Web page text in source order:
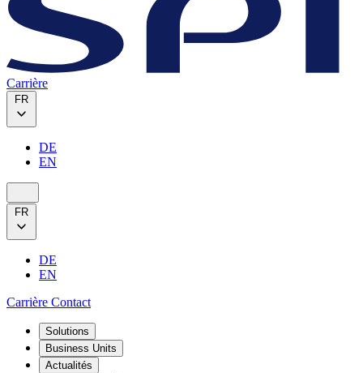
Carrière
FR
DE
EN
FR
DE
EN
Carrière Contact
Solutions
Business Units
Actualités